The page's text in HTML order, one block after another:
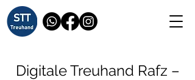
Digitale Treuhand Rafz –